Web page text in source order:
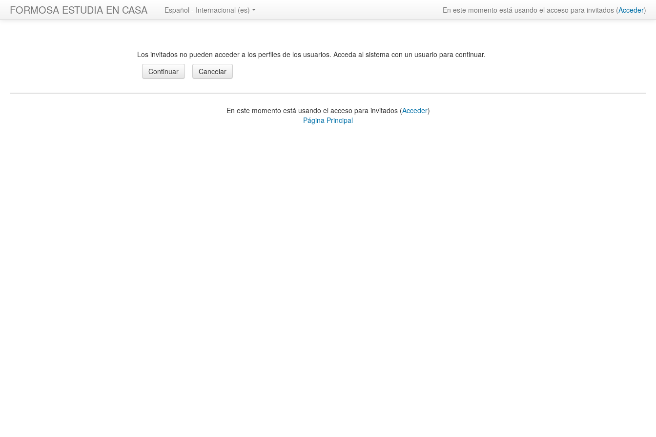
FORMOSA ESTUDIA EN CASA En este momento está usando el acceso para invitados (Acceder)
Español - Internacional ‎(es)‎
Los invitados no pueden acceder a los perfiles de los usuarios. Acceda al sistema con un usuario para continuar.
En este momento está usando el acceso para invitados (Acceder)
Página Principal